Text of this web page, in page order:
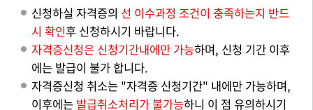
신청하실 자격증의 선 이수과정 조건이 충족하는지 반드
시 확인후 신청하시기 바랍니다.
자격증신청은 신청기간내에만 가능하며, 신청 기간 이후
에는 발급이 불가 합니다.
자격증신청 취소는 "자격증 신청기간" 내에만 가능하며,
이후에는 발급취소처리가 불가능하니 이 점 유의하시기